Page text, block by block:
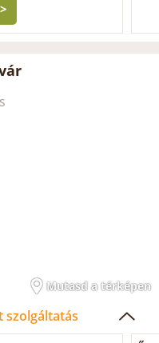
Mutasd a térképen
szolgáltatás